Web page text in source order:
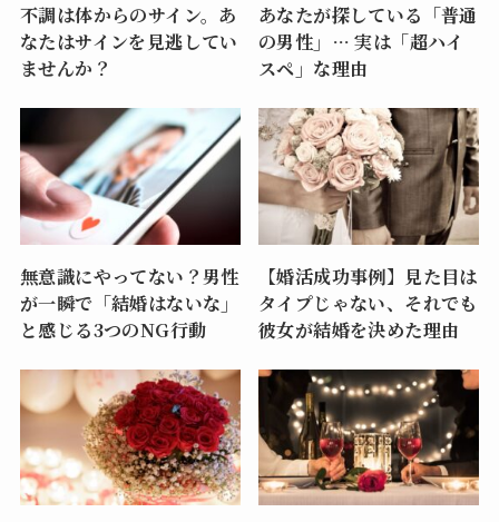
不調は体からのサイン。あ
なたはサインを見逃してい
ませんか？
あなたが探している「普通
の男性」… 実は「超ハイ
スペ」な理由
無意識にやってない？男性
が一瞬で「結婚はないな」
と感じる3つのNG行動
【婚活成功事例】見た目は
タイプじゃない、それでも
彼女が結婚を決めた理由